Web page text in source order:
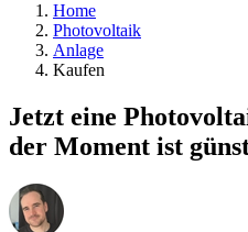
Home
Photovoltaik
Anlage
Kaufen
Jetzt eine
der Moment ist